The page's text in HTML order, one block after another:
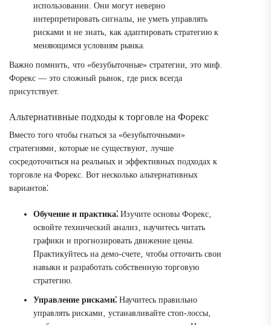
использовании. Они могут неверно
интерпретировать сигналы‚ не уметь управлять
рисками и не знать‚ как адаптировать стратегию к
меняющимся условиям рынка.
Важно помнить‚ что «безубыточные» стратегии, это миф.
Форекс — это сложный рынок‚ где риск всегда
присутствует.
Альтернативные подходы к торговле на Форекс
Вместо того чтобы гнаться за «безубыточными»
стратегиями‚ которые не существуют‚ лучше
сосредоточиться на реальных и эффективных подходах к
торговле на Форекс. Вот несколько альтернативных
вариантов⁚
Обучение и практика⁚ Изучите основы Форекс‚
освойте технический анализ‚ научитесь читать
графики и прогнозировать движение цены.
Практикуйтесь на демо-счете‚ чтобы отточить свои
навыки и разработать собственную торговую
стратегию.
Управление рисками⁚ Научитесь правильно
управлять рисками‚ устанавливайте стоп-лоссы‚